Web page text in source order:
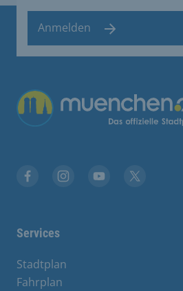
Anmelden
Übergreifende Links
Services
Stadtplan
Fahrplan